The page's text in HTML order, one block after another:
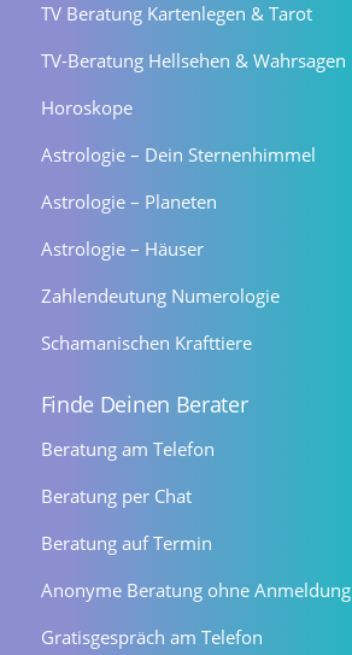
TV Beratung Kartenlegen & Tarot
TV-Beratung Hellsehen & Wahrsagen
Horoskope
Astrologie – Dein Sternenhimmel
Astrologie – Planeten
Astrologie – Häuser
Zahlendeutung Numerologie
Schamanischen Krafttiere
Finde Deinen Berater
Beratung am Telefon
Beratung per Chat
Beratung auf Termin
Anonyme Beratung ohne Anmeldung
Gratisgespräch am Telefon